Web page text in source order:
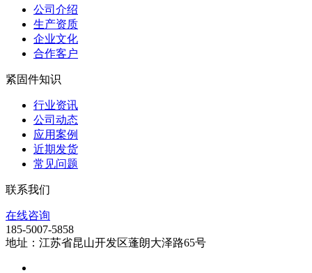
公司介绍
生产资质
企业文化
合作客户
紧固件知识
行业资讯
公司动态
应用案例
近期发货
常见问题
联系我们
在线咨询
185-5007-5858
地址：江苏省昆山开发区蓬朗大泽路65号